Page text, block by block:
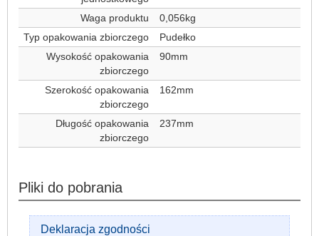
Waga produktu
0,056kg
Typ opakowania zbiorczego
Pudełko
Wysokość opakowania
zbiorczego
90mm
Szerokość opakowania
zbiorczego
162mm
Długość opakowania
zbiorczego
237mm
Pliki do pobrania
Deklaracja zgodności